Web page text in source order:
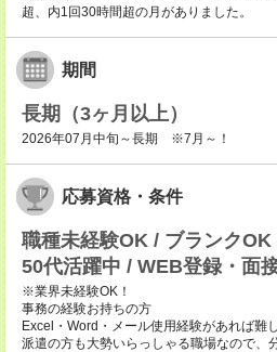
超、内1回30時間超の月がありました。
期間
長期（3ヶ月以上）
2026年07月中旬～長期 ※7月～！
応募資格・条件
職種未経験OK / ブランクOK
50代活躍中 / WEB登録・面
※業界未経験OK！
事務の経験お持ちの方
Excel・Word・メール使用経験があれば難
派遣の方も大勢いらっしゃる職場なので、